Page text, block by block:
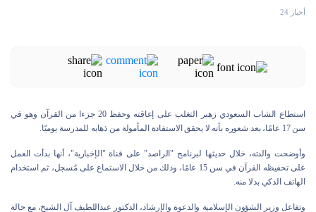
أخبار 24
استطاع الشاب السعودي زهير التغلب على إعاقته وحفظ 20 جزءا من القرآن وهو في
سن 17 عامًا، بعد شعوره بأنه لا يحقق الاستفادة المأمولة من ذهابه للمدرسة يوميًا.
وأوضحت والدته، خلال حديثها لبرنامج "الراصد" على قناة "الإخبارية"، أنها بدأت العمل
على تحفيظه القرآن في سن 15 عامًا، وذلك من خلال الاستماع على مُسجل، ثم استخدام
الهاتف الذكي بدلا منه.
وتفاعل وزير الشؤون الإسلامية والدعوة والإرشاد، الدكتور عبداللطيف آل الشيخ، مع حالة